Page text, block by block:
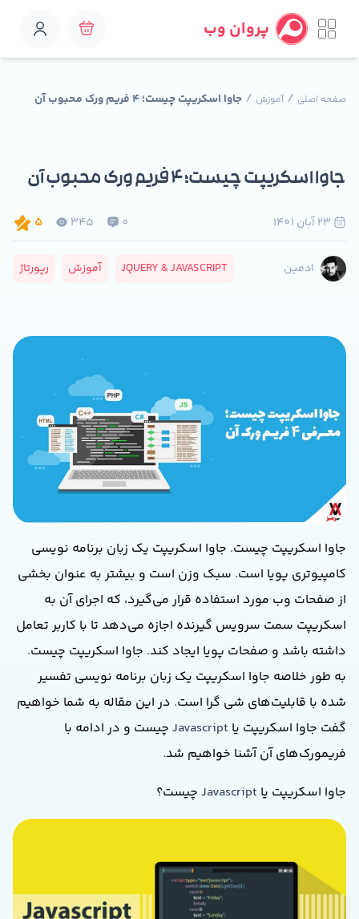
پروان وب
صفحه اصلی /آموزش / جاوا اسکریپت چیست؛ ۴ فریم ورک محبوب آن
0
345
5
جاوا اسکریپت چیست؛ ۴ فریم ورک محبوب آن
ادمین JQUERY & JAVASCRIPT آموزش رپورتاژ
جاوا اسکریپت چیست. جاوا اسکریپت یک زبان برنامه نویسی
کامپیوتری پویا است. سبک وزن است و بیشتر به عنوان بخشی
از صفحات وب مورد استفاده قرار می‌گیرد، که اجرای آن به
اسکریپت سمت سرویس گیرنده اجازه می‌دهد تا با کاربر تعامل
داشته باشد و صفحات پویا ایجاد کند. جاوا اسکریپت چیست.
به طور خلاصه جاوا اسکریپت یک زبان برنامه نویسی تفسیر
شده با قابلیت‌های شی گرا است. در این مقاله به شما خواهیم
گفت جاوا اسکریپت یا Javascript چیست و در ادامه با
فریمورک‌های آن آشنا خواهیم شد.
جاوا اسکریپت یا Javascript چیست؟